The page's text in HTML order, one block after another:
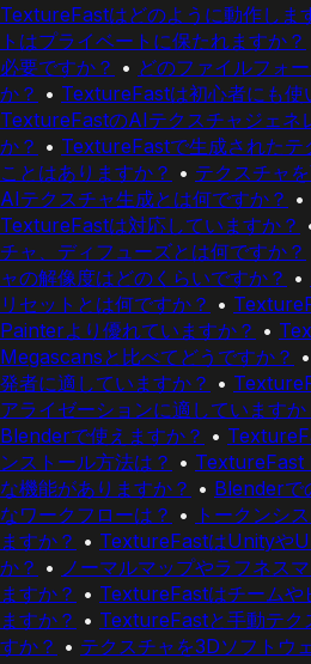
TextureFastはどのように動作しま
トはプライベートに保たれますか？
必要ですか？ • どのファイルフォ
か？ • TextureFastは初心者にも使
TextureFastのAIテクスチャジェネ
か？ • TextureFastで生成されたテ
ことはありますか？ • テクスチャ
AIテクスチャ生成とは何ですか？ •
TextureFastは対応していますか？
チャ、ディフューズとは何ですか？
ャの解像度はどのくらいですか？ •
リセットとは何ですか？ •
Painterより優れていますか？ •
Megascansと比べてどうですか？ •
発者に適していますか？ •
アライゼーションに適していますか
Blenderで使えますか？ •
ンストール方法は？ • TextureFast
な機能がありますか？ • Blenderで
なワークフローは？ •
トークンシ
ますか？ • TextureFastはUnityや
か？ • ノーマルマップやラフネス
ますか？ • TextureFastはチームや
ますか？ • TextureFastと手動テク
すか？ • テクスチャを3Dソフトウ